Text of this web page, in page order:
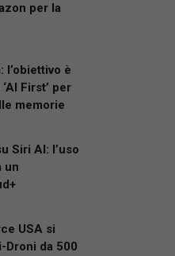
per la
l’obiettivo è
First’ per
memorie
Siri AI: l’uso
un
USA si
Droni da 500